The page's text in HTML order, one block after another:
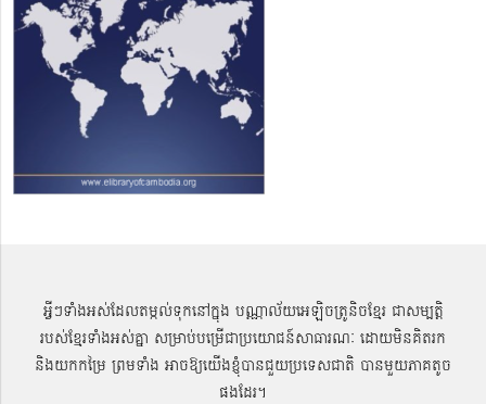
អ្វីៗទាំងអស់ដែលតម្កល់ទុកនៅក្នុង បណ្ណាល័យអេឡិចត្រូនិចខ្មែរ ជាសម្បតិ្ត
របស់ខ្មែរទាំងអស់គ្នា សម្រាប់បម្រើជាប្រយោជន៍សាធារណៈ ដោយមិនគិតរក
និងយកកម្រៃ ព្រមទាំង អាចឱ្យយើងខ្ញុំបានជួយប្រទេសជាតិ បានមួយភាគតូច
ផងដែរ។